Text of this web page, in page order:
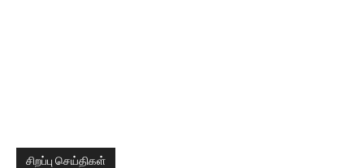
சிறப்பு செய்திகள்